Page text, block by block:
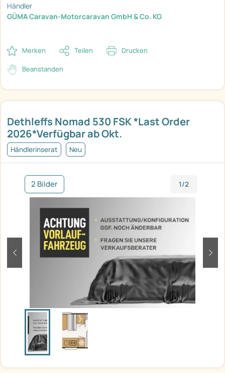
Dethleffs Nomad 530 FSK *Last Order
2026*Verfügbar ab Okt.
Händlerinserat Neu
2 Bilder 1/2
zurück
Händler
GÜMA Caravan-Motorcaravan GmbH & Co. KG
Merken Teilen Drucken
Beanstanden